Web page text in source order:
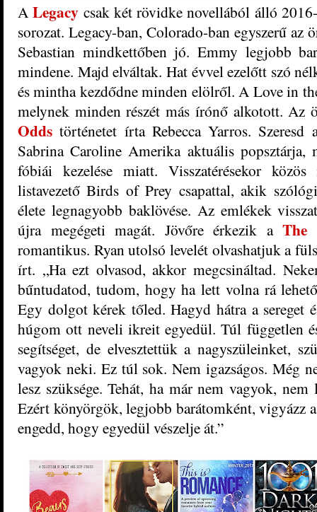
A Legacy csak két rövidke novellából álló
sorozat. Legacy-ban, Colorado-ban egyszerű az
Sebastian mindkettőben jó. Emmy legjobb
mindene. Majd elváltak. Hat évvel ezelőtt szó
és mintha kezdődne minden elölről. A Love in
melynek minden részét más írónő alkotott. Az
Odds történetet írta Rebecca Yarros.
Sabrina Caroline Amerika aktuális
fóbiái kezelése miatt. Visszatérésekor
listavezető Birds of Prey csapattal, akik
élete legnagyobb baklövése. Az emlékek
újra megégeti magát. Jövőre érkezik a The
romantikus. Ryan utolsó levelét olvashatjuk a
írt. „Ha ezt olvasod, akkor megcsináltad.
bűntudatod, tudom, hogy ha lett volna rá
Egy dolgot kérek tőled. Hagyd hátra a sereget
húgom ott neveli ikreit egyedül. Túl független
segítséget, de elvesztettük a nagyszüleinket,
vagyok neki. Ez túl sok. Nem igazságos. Még
lesz szüksége. Tehát, ha már nem vagyok,
Ezért könyörgök, legjobb barátomként, vigyázz
engedd, hogy egyedül vészelje át.”